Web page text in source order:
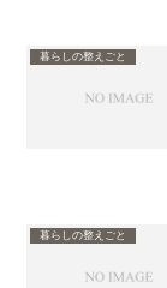
暮らしの整えごと
暮らしの整えごと